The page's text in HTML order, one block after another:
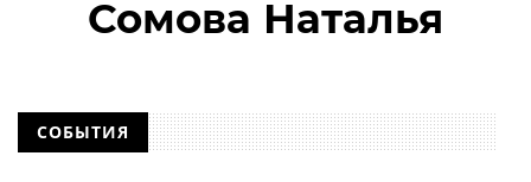
Сомова Наталья
СОБЫТИЯ